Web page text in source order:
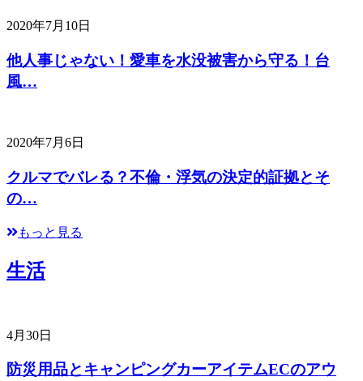
2020年7月10日
他人事じゃない！愛車を水没被害から守る！台
風…
2020年7月6日
クルマでバレる？不倫・浮気の決定的証拠とそ
の…
もっと見る
生活
4月30日
防災用品とキャンピングカーアイテムECのアウ